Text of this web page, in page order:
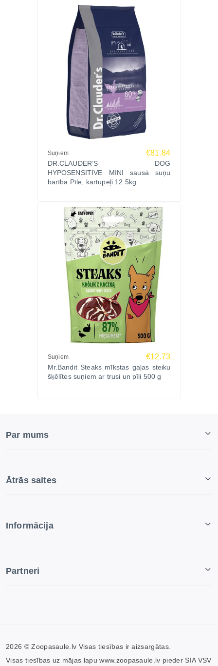
Suņiem €81.84
DR.CLAUDER’S DOG
HYPOSENSITIVE MINI sausā suņu
barība Pīle, kartupeļi 12.5kg
Suņiem €12.73
Mr.Bandit Steaks mīkstas gaļas steiku
šķēlītes suņiem ar trusi un pīli 500 g
Par mums
Ātrās saites
Informācija
Partneri
2026 © Zoopasaule.lv Visas tiesības ir aizsargātas.
Visas tiesības uz mājas lapu www.zoopasaule.lv pieder SIA VSV